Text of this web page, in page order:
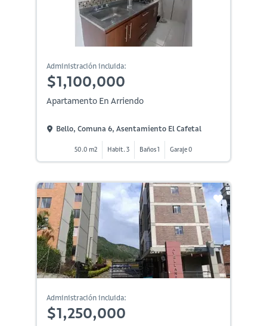
Administración incluida:
$1,100,000
Apartamento En Arriendo
Bello, Comuna 6, Asentamiento El Cafetal
50.0 m2 Habit. 3 Baños 1 Garaje 0
Administración incluida:
$1,250,000